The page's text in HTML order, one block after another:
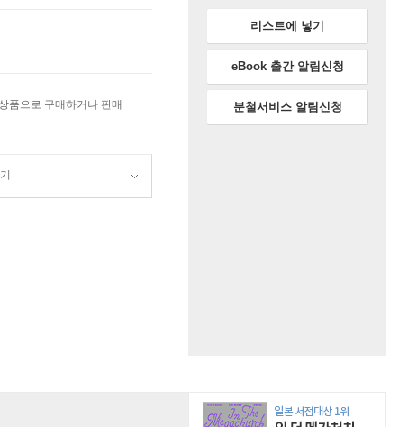
품으로 구매하거나 판매
리스트에 넣기
eBook 출간 알림신청
분철서비스 알림신청